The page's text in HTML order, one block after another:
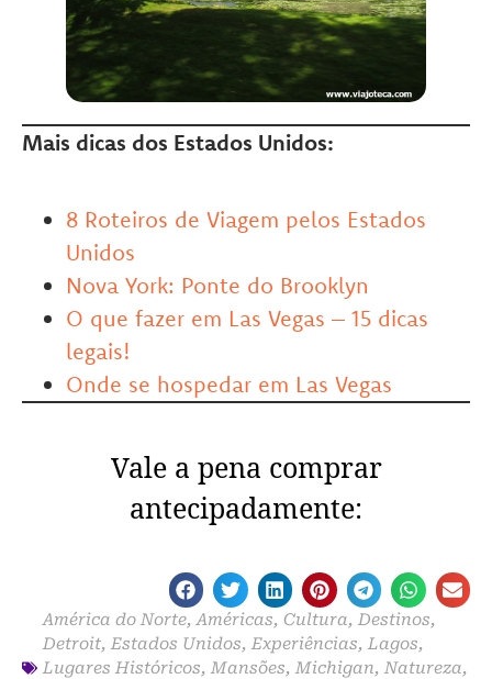
Mais dicas dos Estados Unidos:
8 Roteiros de Viagem pelos Estados
Unidos
Nova York: Ponte do Brooklyn
O que fazer em Las Vegas – 15 dicas
legais!
Onde se hospedar em Las Vegas
Vale a pena comprar
antecipadamente:
América do Norte,Américas, Cultura, Destinos,
Detroit, Estados Unidos, Experiências, Lagos,
Lugares Históricos, Mansões, Michigan, Natureza,